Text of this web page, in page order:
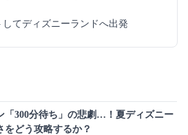
てディズニーランドへ出発
「300分待ち」の悲劇…！夏ディズニー
をどう攻略するか？